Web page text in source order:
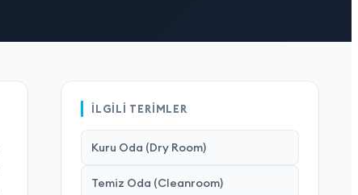
İLGILI TERIMLER
Kuru Oda (Dry Room)
Temiz Oda (Cleanroom)